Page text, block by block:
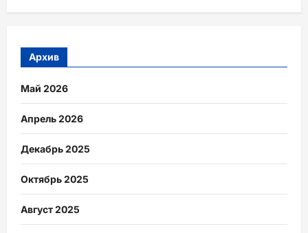
Архив
Май 2026
Апрель 2026
Декабрь 2025
Октябрь 2025
Август 2025